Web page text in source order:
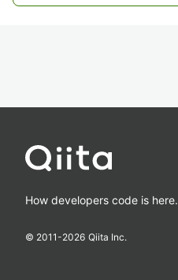
How developers code is here.
© 2011-2026 Qiita Inc.